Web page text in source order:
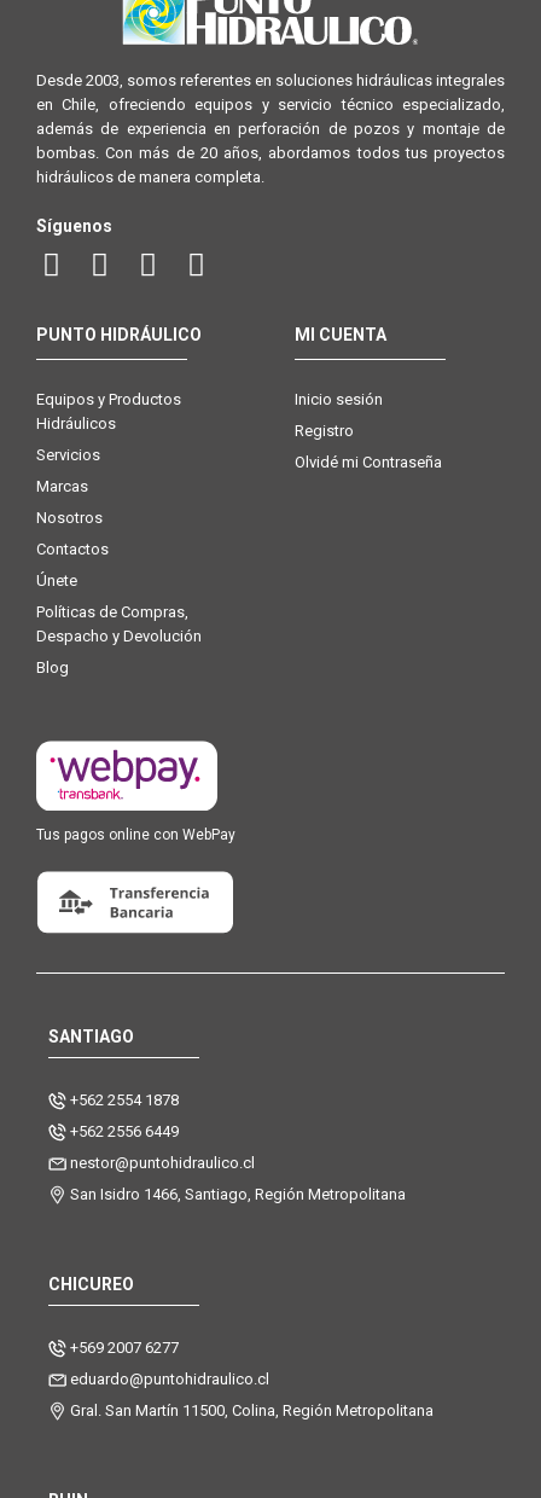
Desde 2003, somos referentes en soluciones hidráulicas integrales
en Chile, ofreciendo equipos y servicio técnico especializado,
además de experiencia en perforación de pozos y montaje de
bombas. Con más de 20 años, abordamos todos tus proyectos
hidráulicos de manera completa.
Síguenos
PUNTO HIDRÁULICO
Equipos y Productos
Hidráulicos
Servicios
Marcas
Nosotros
Contactos
Únete
Políticas de Compras,
Despacho y Devolución
Blog
MI CUENTA
Inicio sesión
Registro
Olvidé mi Contraseña
Tus pagos online con WebPay
SANTIAGO
+562 2554 1878
+562 2556 6449
nestor@puntohidraulico.cl
San Isidro 1466, Santiago, Región Metropolitana
CHICUREO
+569 2007 6277
eduardo@puntohidraulico.cl
Gral. San Martín 11500, Colina, Región Metropolitana